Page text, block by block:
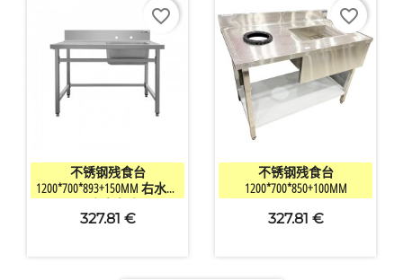
快速查看
不锈钢残食台
1200*700*893+150MM 右水槽
（不含水龙头）
327.81 €
favorite_border
快速查看
不锈钢残食台
1200*700*850+100MM
327.81 €
favorite_border